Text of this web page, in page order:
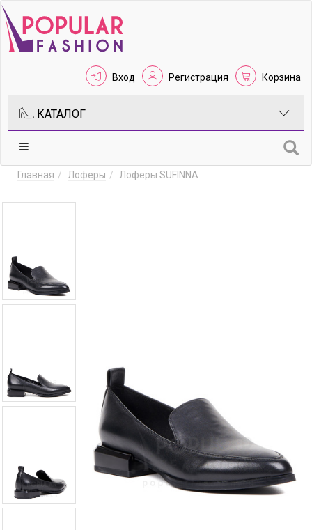
Вход Регистрация Корзина
КАТАЛОГ
Главная Лоферы Лоферы SUFINNA